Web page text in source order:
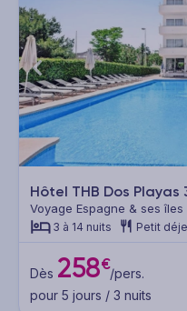
Hôtel THB Dos Playas
Voyage Espagne & ses
3 à 14 nuits Petit
Dès 258€/pers.
pour 5 jours / 3 nuits